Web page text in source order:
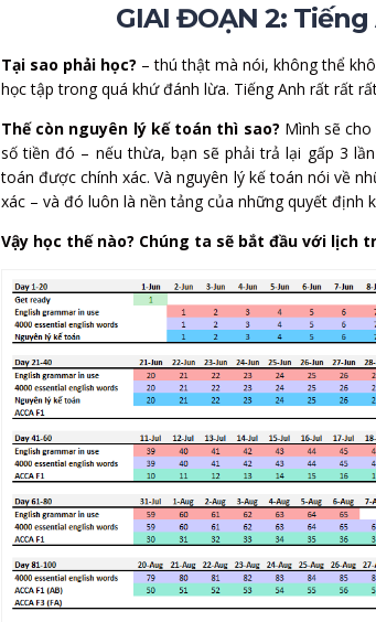
GIAI ĐOẠN 2:
Tại sao phải học? – thú thật mà nói, không thể
học tập trong quá khứ đánh lừa. Tiếng Anh rất rất
Thế còn nguyên lý kế toán thì sao? Mình sẽ
số tiền đó – nếu thừa, bạn sẽ phải trả lại gấp 3
toán được chính xác. Và nguyên lý kế toán nói về
xác – và đó luôn là nền tảng của những quyết định
Vậy học thế nào? Chúng ta sẽ bắt đầu với lịch